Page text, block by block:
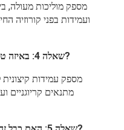
ועמידות בפני קורוזיה
שאלה 4: באיזה טווח טמפרטורות כבל זה יכול לעמוד?
מתנאים קריוגניים